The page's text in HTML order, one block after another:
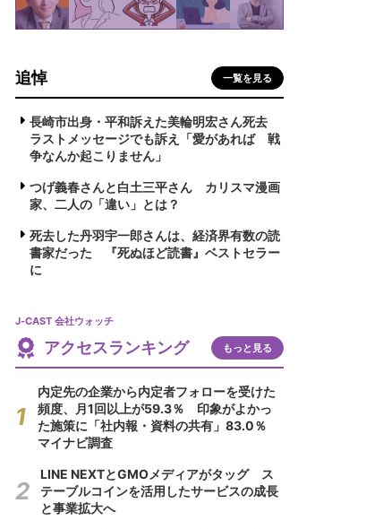
追悼 一覧を見る
長崎市出身・平和訴えた美輪明宏さん死去
ラストメッセージでも訴え「愛があれば 戦
争なんか起こりません」
つげ義春さんと白土三平さん カリスマ漫画
家、二人の「違い」とは？
死去した丹羽宇一郎さんは、経済界有数の読
書家だった 『死ぬほど読書』ベストセラー
に
J-CAST 会社ウォッチ
アクセスランキング もっと見る
内定先の企業から内定者フォローを受けた
頻度、月1回以上が59.3％ 印象がよかっ
た施策に「社内報・資料の共有」83.0％
マイナビ調査
LINE NEXTとGMOメディアがタッグ ス
テーブルコインを活用したサービスの成長
と事業拡大へ